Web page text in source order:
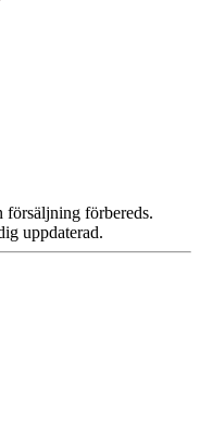
försäljning förbereds.
uppdaterad.